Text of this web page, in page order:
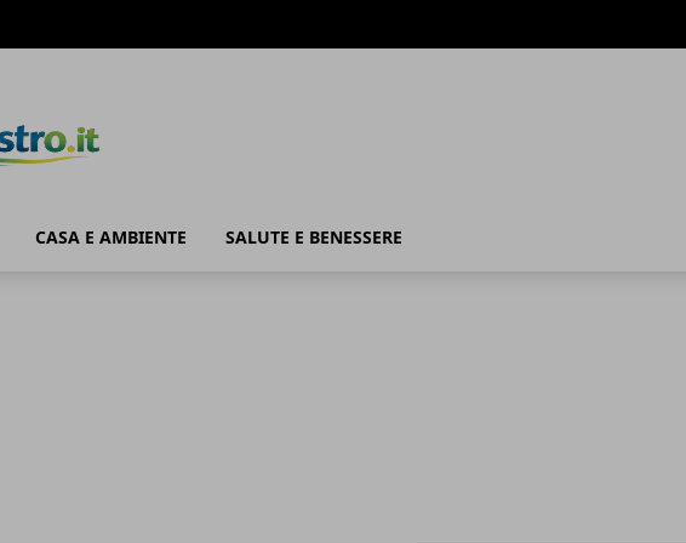
CASA E AMBIENTE SALUTE E BENESSERE